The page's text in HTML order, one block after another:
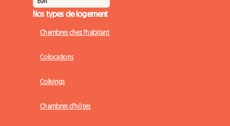
Nos types de logement
Chambres chez l'habitant
Colocations
Colivings
Chambres d'hôtes